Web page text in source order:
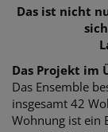
Das ist nicht
Das Projekt im
Das Ensemble
insgesamt 42
Wohnung ist ein